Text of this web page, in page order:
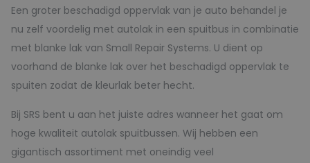
Een groter beschadigd oppervlak van je auto behandel je
nu zelf voordelig met autolak in een spuitbus in combinatie
met blanke lak van Small Repair Systems. U dient op
voorhand de blanke lak over het beschadigd oppervlak te
spuiten zodat de kleurlak beter hecht.
Bij SRS bent u aan het juiste adres wanneer het gaat om
hoge kwaliteit autolak spuitbussen. Wij hebben een
gigantisch assortiment met oneindig veel